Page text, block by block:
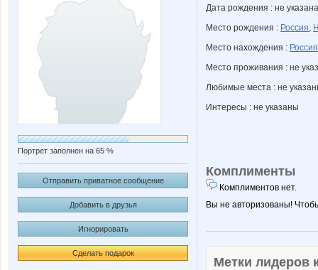
Портрет заполнен на 65 %
Отправить приватное сообщение
Добавить в друзья
Игнорировать
Сделать подарок
Дата рождения : не указана
Место рождения : Россия,
Место нахождения : Россия
Место проживания : не
Любимые места : не
Интересы : не указаны
Комплименты
Комплиментов нет.
Вы не авторизованы!
Метки